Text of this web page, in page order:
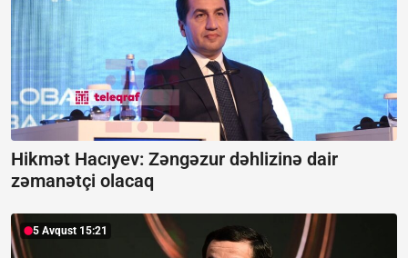
Hikmət Hacıyev: Zəngəzur dəhlizinə dair
zəmanətçi olacaq
5 Avqust 15:21